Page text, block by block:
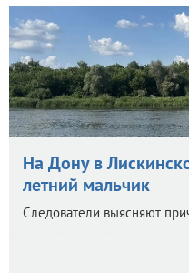
На Дону в
летний мальчик
Следователи выясняют